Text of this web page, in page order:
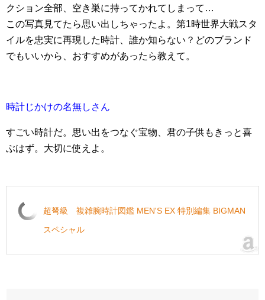
クション全部、空き巣に持ってかれてしまって…
この写真見てたら思い出しちゃったよ。第1時世界大戦スタ
イルを忠実に再現した時計、誰か知らない？どのブランド
でもいいから、おすすめがあったら教えて。
時計じかけの名無しさん
すごい時計だ。思い出をつなぐ宝物、君の子供もきっと喜
ぶはず。大切に使えよ。
超弩級 複雑腕時計図鑑 MEN'S EX 特別編集 BIGMAN
スペシャル